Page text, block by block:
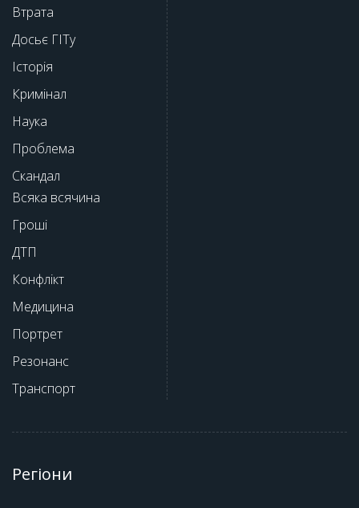
Втрата
Досьє ГІТу
Історія
Кримінал
Наука
Проблема
Скандал
Всяка всячина
Гроші
ДТП
Конфлікт
Медицина
Портрет
Резонанс
Транспорт
Регіони